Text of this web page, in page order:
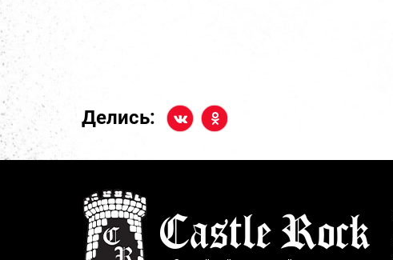
Делись: